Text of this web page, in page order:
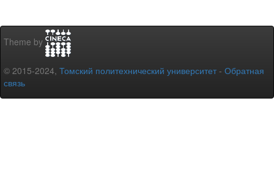
Theme by
© 2015-2024, Томский политехнический университет - Обратная
связь